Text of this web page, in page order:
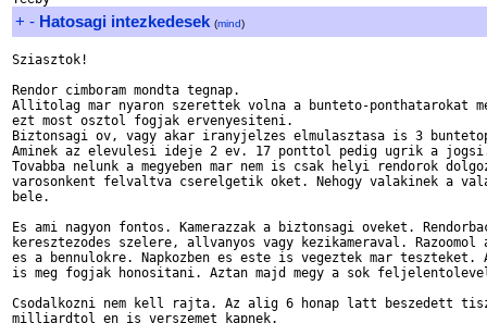
+ - Hatosagi intezkedesek (mind)
Sziasztok!
Rendor cimboram mondta tegnap.
Allitolag mar nyaron szerettek volna a bunteto-ponthatarokat
ezt most osztol fogjak ervenyesiteni.
Biztonsagi ov, vagy akar iranyjelzes elmulasztasa is 3
Aminek az elevulesi ideje 2 ev. 17 ponttol pedig ugrik a
Tovabba nelunk a megyeben mar nem is csak helyi rendorok
varosonkent felvaltva cserelgetik oket. Nehogy valakinek a
bele.
Es ami nagyon fontos. Kamerazzak a biztonsagi oveket.
keresztezodes szelere, allvanyos vagy kezikameraval. Razoomol
es a bennulokre. Napkozben es este is vegeztek mar teszteket.
is meg fogjak honositani. Aztan majd megy a sok
Csodalkozni nem kell rajta. Az alig 6 honap latt beszedett
milliardtol en is verszemet kapnek.